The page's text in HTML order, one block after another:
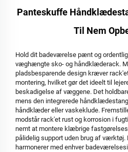
Panteskuffe
Til Nem
Hold dit badeværelse pænt og
væghængte sko- og håndklæderack.
pladsbesparende design kræver
montering, hvilket gør det ideelt til
beskadigelse af væggene. Det
mens den integrerede
håndklæder eller vaskeklude.
modstår rack'et rust og korrosion i
nemt at montere klæbrige
pålidelig support uden brug af værktøj.
harmonerer med enhver